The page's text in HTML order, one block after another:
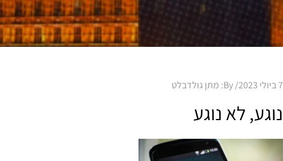
Posted
7 ביולי 2023 By: מתן גולדבלט
נוגע, לא נוגע